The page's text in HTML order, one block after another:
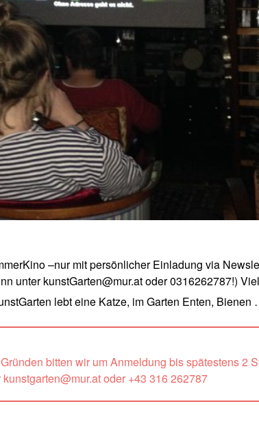
–nur mit persönlicher Einladung via
unter kunstGarten@mur.at oder 0316262787!)
lebt eine Katze, im Garten Enten,
bitten wir um Anmeldung bis spätestens 2
oder +43 316 262787